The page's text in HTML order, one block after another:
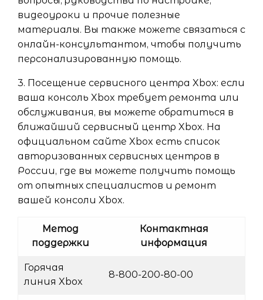
видеоуроки и прочие полезные
материалы. Вы также можете связаться с
онлайн-консультантом, чтобы получить
персонализированную помощь.
3. Посещение сервисного центра Xbox: если
ваша консоль Xbox требует ремонта или
обслуживания, вы можете обратиться в
ближайший сервисный центр Xbox. На
официальном сайте Xbox есть список
авторизованных сервисных центров в
России, где вы можете получить помощь
от опытных специалистов и ремонт
вашей консоли Xbox.
Метод
поддержки
Контактная
информация
Горячая
линия Xbox
8-800-200-80-00